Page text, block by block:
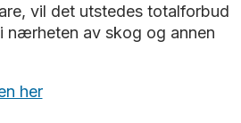
vil det utstedes totalforbud
nærheten av skog og annen
her